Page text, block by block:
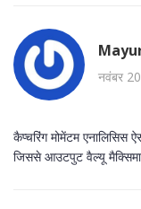
नवंबर
कैप्चरिंग मोमेंटम एनालिसिस
जिससे आउटपुट वैल्यू